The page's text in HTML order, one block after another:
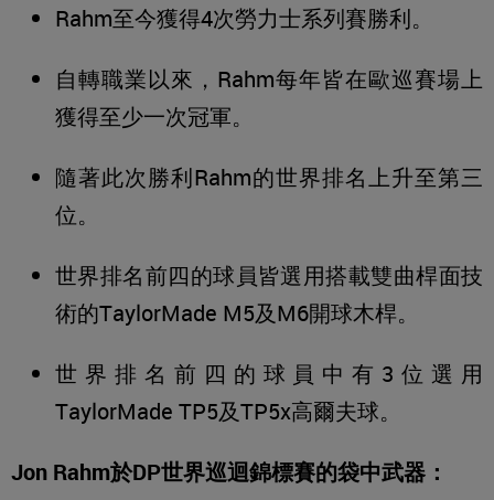
Rahm至今獲得4次勞力士系列賽勝利。
自轉職業以來，Rahm每年皆在歐巡賽場上
獲得至少一次冠軍。
隨著此次勝利Rahm的世界排名上升至第三
位。
世界排名前四的球員皆選用搭載雙曲桿面技
術的TaylorMade M5及M6開球木桿。
世界排名前四的球員中有3位選用
TaylorMade TP5及TP5x高爾夫球。
Jon Rahm於DP世界巡迴錦標賽的袋中武器：